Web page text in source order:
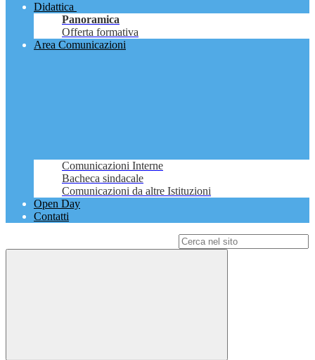
Didattica
Panoramica
Offerta formativa
Area Comunicazioni
Comunicazioni Interne
Bacheca sindacale
Comunicazioni da altre Istituzioni
Open Day
Contatti